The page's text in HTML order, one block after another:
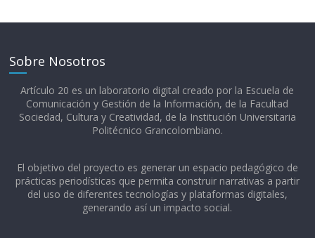
Sobre Nosotros
Artículo 20 es un laboratorio digital creado por la Escuela de
Comunicación y Gestión de la Información, de la Facultad
Sociedad, Cultura y Creatividad, de la Institución Universitaria
Politécnico Grancolombiano.​
El objetivo del proyecto es generar un espacio pedagógico de
prácticas periodísticas que permita construir narrativas a partir
del uso de diferentes tecnologías y plataformas digitales,
generando así un impacto social.